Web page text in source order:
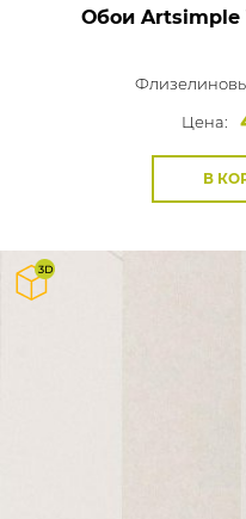
Обои Artsimple
Цена:
В